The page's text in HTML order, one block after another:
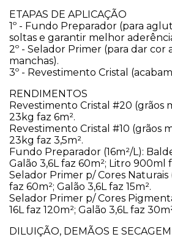
​ETAPAS DE APLICAÇÃO
1º - Fundo Preparador (para
soltas e garantir melhor
2º - Selador Primer (para dar cor
manchas).
3º - Revestimento Cristal
​RENDIMENTOS
Revestimento Cristal #20 (grãos
23kg faz 6m².
Revestimento Cristal #10 (grãos
23kg faz 3,5m².
Fundo Preparador (16m²/L):
Galão 3,6L faz 60m²; Litro 900ml
Selador Primer p/ Cores Naturais
faz 60m²; Galão 3,6L faz 15m².
Selador Primer p/ Cores
16L faz 120m²; Galão 3,6L faz
​DILUIÇÃO, DEMÃOS E SECAGEM